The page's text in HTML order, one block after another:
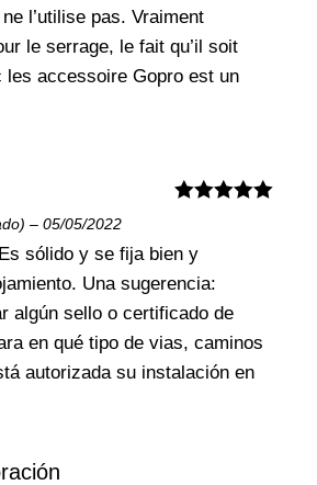
l’utilise pas. Vraiment
le serrage, le fait qu’il soit
les accessoire Gopro est un
– 05/05/2022
sólido y se fija bien y
Una sugerencia:
algún sello o certificado de
en qué tipo de vias, caminos
autorizada su instalación en